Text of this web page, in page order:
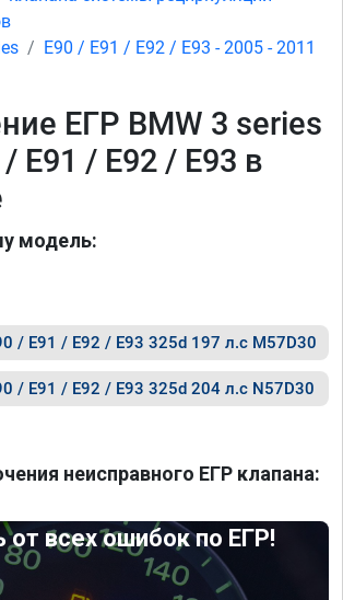
E90 / E91 / E92 / E93 - 2005 - 2011
ЕГР BMW 3 series
E91 / E92 / E93 в
модель:
/ E91 / E92 / E93 325d 197 л.с M57D30
/ E91 / E92 / E93 325d 204 л.с N57D30
неисправного ЕГР клапана:
от всех ошибок по ЕГР!